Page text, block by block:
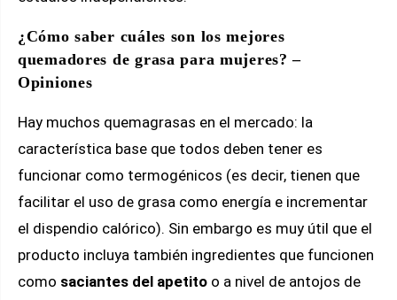
¿Cómo saber cuáles son los mejores
quemadores de grasa para mujeres? –
Opiniones
Hay muchos quemagrasas en el mercado: la
característica base que todos deben tener es
funcionar como termogénicos (es decir, tienen que
facilitar el uso de grasa como energía e incrementar
el dispendio calórico). Sin embargo es muy útil que el
producto incluya también ingredientes que funcionen
como saciantes del apetito o a nivel de antojos de